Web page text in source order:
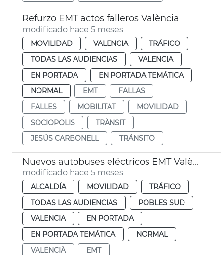
Refurzo EMT actos falleros València
modificado hace 5 meses
MOVILIDAD VALENCIA
TRÁFICO
TODAS LAS AUDIENCIAS
VALENCIA
EN PORTADA
EN PORTADA TEMÁTICA
NORMAL
EMT
FALLAS
FALLES
MOBILITAT
MOVILIDAD
SOCIOPOLIS
TRÀNSIT
JESÚS CARBONELL
TRÁNSITO
Nuevos autobuses eléctricos EMT València y nueva línea Sociópolis
modificado hace 5 meses
ALCALDÍA MOVILIDAD
TRÁFICO
TODAS LAS AUDIENCIAS
POBLES SUD
VALENCIA
EN PORTADA
EN PORTADA TEMÁTICA
NORMAL
VALENCIÀ
EMT